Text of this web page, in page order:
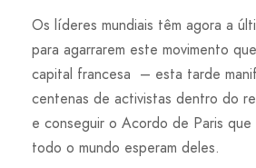
Os líderes mundiais têm agora a
para agarrarem este movimento
capital francesa – esta tarde
centenas de activistas dentro do
e conseguir o Acordo de Paris
todo o mundo esperam deles.